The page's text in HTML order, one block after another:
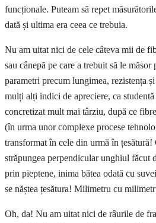
funcționale. Puteam să repet
dată și ultima era ceea ce trebuia.
Nu am uitat nici de cele câteva mii de
sau cânepă pe care a trebuit să le
parametri precum lungimea, rezistența
mulți alți indici de apreciere, ca
concretizat mult mai târziu, după ce
(în urma unor complexe procese
transformat în cele din urmă în
străpungea perpendicular unghiul făcut
prin pieptene, inima bătea odată cu
se năștea țesătura! Milimetru cu
Oh, da! Nu am uitat nici de râurile de